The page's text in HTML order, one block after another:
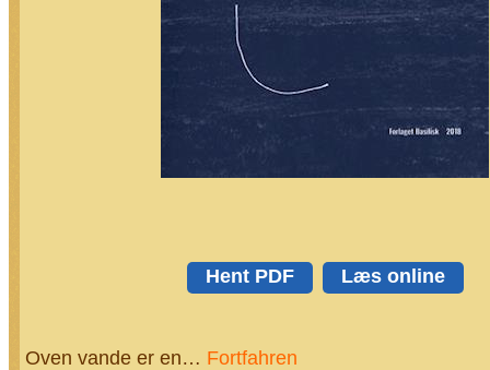
Hent PDF Læs online
Oven vande er en… Fortfahren